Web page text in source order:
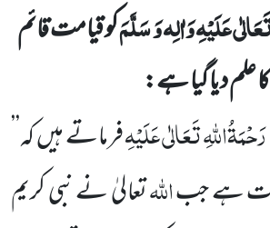
عَلَیْہِ وَاٰلِہ وَ سَلَّمَکو قیامت قائم
دیا گیا ہے:
رَحْمَۃُاللّٰہِ تَعَالٰی عَلَیْہِفرماتے ہیںکہ’’
ہے جباللّٰہتعالیٰ نے نبی کریم